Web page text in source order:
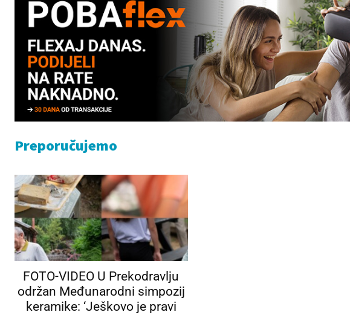
Preporučujemo
FOTO-VIDEO U Prekodravlju
održan Međunarodni simpozij
keramike: ‘Ješkovo je pravi